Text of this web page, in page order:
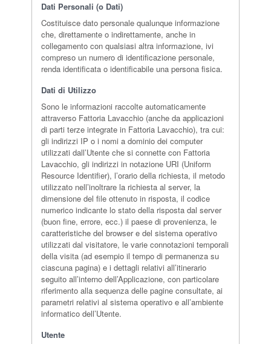
Dati Personali (o Dati)
Costituisce dato personale qualunque informazione
che, direttamente o indirettamente, anche in
collegamento con qualsiasi altra informazione, ivi
compreso un numero di identificazione personale,
renda identificata o identificabile una persona fisica.
Dati di Utilizzo
Sono le informazioni raccolte automaticamente
attraverso Fattoria Lavacchio (anche da applicazioni
di parti terze integrate in Fattoria Lavacchio), tra cui:
gli indirizzi IP o i nomi a dominio dei computer
utilizzati dall’Utente che si connette con Fattoria
Lavacchio, gli indirizzi in notazione URI (Uniform
Resource Identifier), l’orario della richiesta, il metodo
utilizzato nell’inoltrare la richiesta al server, la
dimensione del file ottenuto in risposta, il codice
numerico indicante lo stato della risposta dal server
(buon fine, errore, ecc.) il paese di provenienza, le
caratteristiche del browser e del sistema operativo
utilizzati dal visitatore, le varie connotazioni temporali
della visita (ad esempio il tempo di permanenza su
ciascuna pagina) e i dettagli relativi all’itinerario
seguito all’interno dell’Applicazione, con particolare
riferimento alla sequenza delle pagine consultate, ai
parametri relativi al sistema operativo e all’ambiente
informatico dell’Utente.
Utente